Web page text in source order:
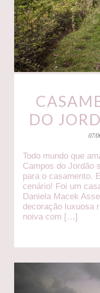
DO
07/
Todo mundo que
Campos do Jordão
para o casamento.
cenário! Foi um
Daniela Macek
decoração luxuosa
noiva com […]